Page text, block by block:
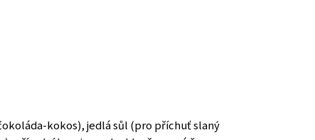
kokos), jedlá sůl (pro příchuť slaný